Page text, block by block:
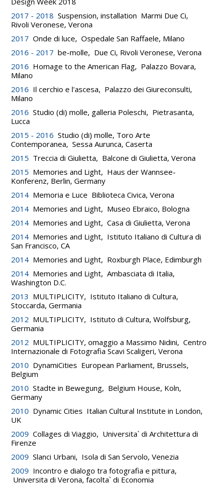
2017 - 2018 Suspension, installation Marmi Due Ci,
Rivoli Veronese, Verona
2017 Onde di luce, Ospedale San Raffaele, Milano
2016 - 2017 be-molle, Due Ci, Rivoli Veronese, Verona
2016 Homage to the American Flag, Palazzo Bovara,
Milano
2016 Il cerchio e l'ascesa, Palazzo dei Giureconsulti,
Milano
2016 Studio (di) molle, galleria Poleschi, Pietrasanta,
Lucca
2015 - 2016 Studio (di) molle, Toro Arte
Contemporanea, Sessa Aurunca, Caserta
2015 Treccia di Giulietta, Balcone di Giulietta, Verona
2015 Memories and Light, Haus der Wannsee-
Konferenz, Berlin, Germany
2014 Memoria e Luce Biblioteca Civica, Verona
2014 Memories and Light, Museo Ebraico, Bologna
2014 Memories and Light, Casa di Giulietta, Verona
2014 Memories and Light, Istituto Italiano di Cultura di
San Francisco, CA
2014 Memories and Light, Roxburgh Place, Edimburgh
2014 Memories and Light, Ambasciata di Italia,
Washington D.C.
2013 MULTIPLICITY, Istituto Italiano di Cultura,
Stoccarda, Germania
2012 MULTIPLICITY, Istituto di Cultura, Wolfsburg,
Germania
2012 MULTIPLICITY, omaggio a Massimo Nidini, Centro
Internazionale di Fotografia Scavi Scaligeri, Verona
2010 DynamiCities European Parliament, Brussels,
Belgium
2010 Stadte in Bewegung, Belgium House, Koln,
Germany
2010 Dynamic Cities Italian Cultural Institute in London,
UK
2009 Collages di Viaggio, Universita` di Architettura di
Firenze
2009 Slanci Urbani, Isola di San Servolo, Venezia
2009 Incontro e dialogo tra fotografia e pittura,
Universita di Verona, facolta` di Economia